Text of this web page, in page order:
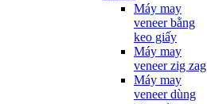
Máy may
veneer bằng
keo giấy
Máy may
veneer zig zag
Máy may
veneer dùng